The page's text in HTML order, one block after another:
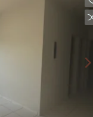
com
O apartamento
e 02 vagas